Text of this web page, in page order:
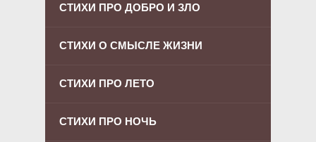
СТИХИ ПРО ДОБРО И ЗЛО
СТИХИ О СМЫСЛЕ ЖИЗНИ
СТИХИ ПРО ЛЕТО
СТИХИ ПРО НОЧЬ